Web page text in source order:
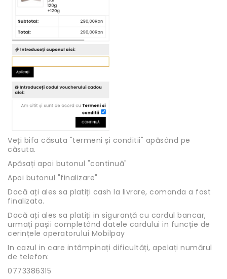
Veți bifa căsuta "termeni și conditii" apăsând pe
căsuta.
Apăsați apoi butonul "continuă"
Apoi butonul "finalizare"
Dacă ați ales sa platiți cash la livrare, comanda a fost
finalizata.
Dacă ați ales sa platiți in siguranță cu cardul bancar,
urmați pașii completând datele cardului in funcție de
cerințele operatorului Mobilpay
In cazul in care intâmpinați dificultăți, apelați numărul
de telefon:
0773386315